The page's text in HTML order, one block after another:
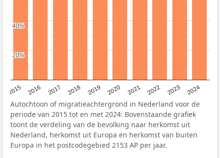
2015 2016 2017 2018 2019 2020 2021 2022 2023 2024
20%
20%
40%
40%
Autochtoon of migratieachtergrond in Nederland voor de
periode van 2015 tot en met 2024: Bovenstaande grafiek
toont de verdeling van de bevolking naar herkomst uit
Nederland, herkomst uit Europa en herkomst van buiten
Europa in het postcodegebied 2153 AP per jaar.